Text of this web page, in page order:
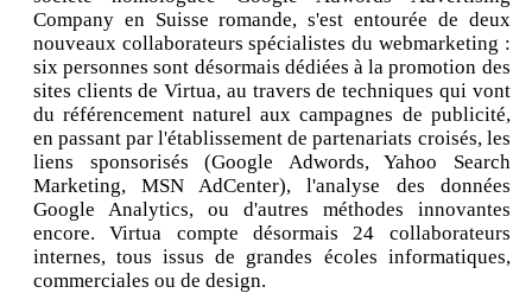
Company en Suisse romande, s'est entourée de deux
nouveaux collaborateurs spécialistes du webmarketing :
six personnes sont désormais dédiées à la promotion des
sites clients de Virtua, au travers de techniques qui vont
du référencement naturel aux campagnes de publicité,
en passant par l'établissement de partenariats croisés, les
liens sponsorisés (Google Adwords, Yahoo Search
Marketing, MSN AdCenter), l'analyse des données
Google Analytics, ou d'autres méthodes innovantes
encore. Virtua compte désormais 24 collaborateurs
internes, tous issus de grandes écoles informatiques,
commerciales ou de design.